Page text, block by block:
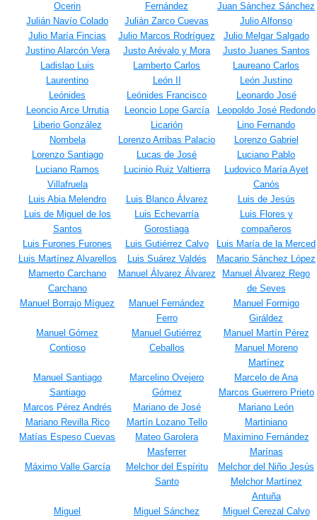
Ocerin
Fernández
Juan Sánchez Sánchez
Julián Navío Colado
Julián Zarco Cuevas
Julio Alfonso
Julio María Fincias
Julio Marcos Rodríguez
Julio Melgar Salgado
Justino Alarcón Vera
Justo Arévalo y Mora
Justo Juanes Santos
Ladislao Luis
Lamberto Carlos
Laureano Carlos
Laurentino
León II
León Justino
Leónides
Leónides Francisco
Leonardo José
Leoncio Arce Urrutia
Leoncio Lope García
Leopoldo José Redondo
Liberio González
Nombela
Licarión
Lino Fernando
Lorenzo Arribas Palacio
Lorenzo Gabriel
Lorenzo Santiago
Lucas de José
Luciano Pablo
Luciano Ramos
Villafruela
Lucinio Ruiz Valtierra
Ludovico María Ayet
Canós
Luis Abia Melendro
Luis Blanco Álvarez
Luis de Jesús
Luis de Miguel de los
Santos
Luis Echevarría
Gorostiaga
Luis Flores y
compañeros
Luis Furones Furones
Luis Gutiérrez Calvo
Luis María de la Merced
Luis Martínez Alvarellos
Luis Suárez Valdés
Macario Sánchez López
Mamerto Carchano
Carchano
Manuel Álvarez Álvarez
Manuel Álvarez Rego
de Seves
Manuel Borrajo Míguez
Manuel Fernández
Ferro
Manuel Formigo
Giráldez
Manuel Gómez
Contioso
Manuel Gutiérrez
Ceballos
Manuel Martín Pérez
Manuel Moreno
Martínez
Manuel Santiago
Santiago
Marcelino Ovejero
Gómez
Marcelo de Ana
Marcos Guerrero Prieto
Marcos Pérez Andrés
Mariano de José
Mariano León
Mariano Revilla Rico
Martín Lozano Tello
Martiniano
Matías Espeso Cuevas
Mateo Garolera
Masferrer
Maximino Fernández
Marínas
Máximo Valle García
Melchor del Espíritu
Santo
Melchor del Niño Jesús
Melchor Martínez
Antuña
Miguel
Miguel Sánchez
Miguel Cerezal Calvo